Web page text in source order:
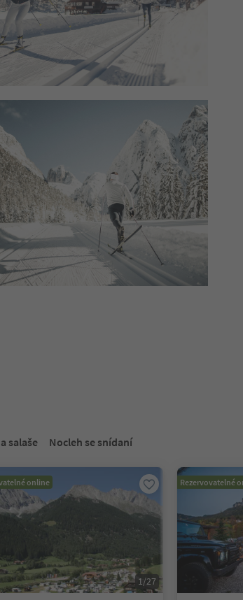
nebo Mezerník pro vstup do karty posuvníku.
salaše Nocleh se snídaní
online
1/27
Rezervovatelné